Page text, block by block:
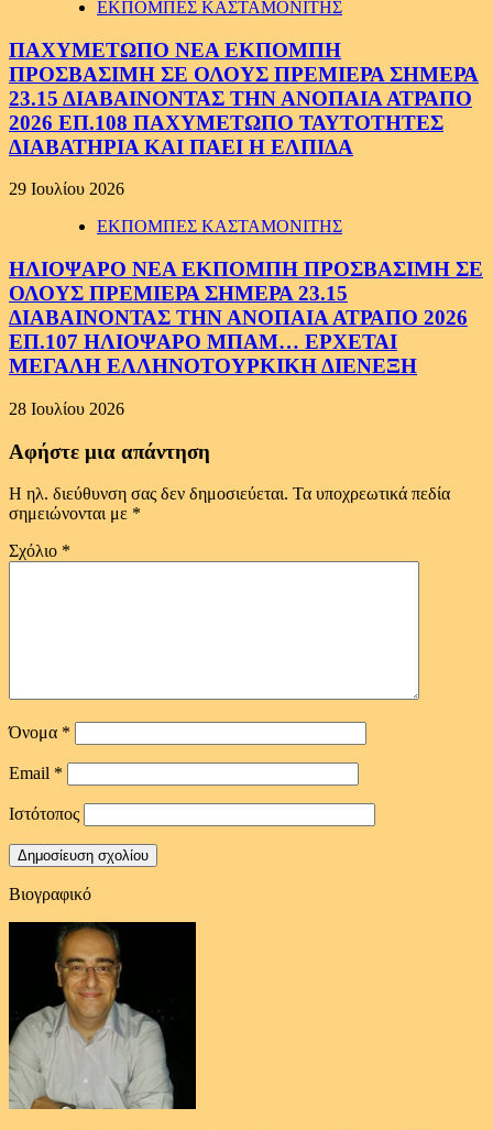
ΕΚΠΟΜΠΕΣ ΚΑΣΤΑΜΟΝΙΤΗΣ
ΠΑΧΥΜΕΤΩΠΟ ΝΕΑ ΕΚΠΟΜΠΗ
ΠΡΟΣΒΑΣΙΜΗ ΣΕ ΟΛΟΥΣ ΠΡΕΜΙΕΡΑ ΣΗΜΕΡΑ
23.15 ΔΙΑΒΑΙΝΟΝΤΑΣ ΤΗΝ ΑΝΟΠΑΙΑ ΑΤΡΑΠΟ
2026 ΕΠ.108 ΠΑΧΥΜΕΤΩΠΟ ΤΑΥΤΟΤΗΤΕΣ
ΔΙΑΒΑΤΗΡΙΑ ΚΑΙ ΠΑΕΙ Η ΕΛΠΙΔΑ
29 Ιουλίου 2026
ΕΚΠΟΜΠΕΣ ΚΑΣΤΑΜΟΝΙΤΗΣ
ΗΛΙΟΨΑΡΟ ΝΕΑ ΕΚΠΟΜΠΗ ΠΡΟΣΒΑΣΙΜΗ ΣΕ
ΟΛΟΥΣ ΠΡΕΜΙΕΡΑ ΣΗΜΕΡΑ 23.15
ΔΙΑΒΑΙΝΟΝΤΑΣ ΤΗΝ ΑΝΟΠΑΙΑ ΑΤΡΑΠΟ 2026
ΕΠ.107 ΗΛΙΟΨΑΡΟ ΜΠΑΜ… ΕΡΧΕΤΑΙ
ΜΕΓΑΛΗ ΕΛΛΗΝΟΤΟΥΡΚΙΚΗ ΔΙΕΝΕΞΗ
28 Ιουλίου 2026
Αφήστε μια απάντηση
Η ηλ. διεύθυνση σας δεν δημοσιεύεται. Τα υποχρεωτικά πεδία
σημειώνονται με *
Σχόλιο *
Όνομα *
Email *
Ιστότοπος
Βιογραφικό